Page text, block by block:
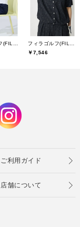
￥7,546
ご利用ガイド
店舗について